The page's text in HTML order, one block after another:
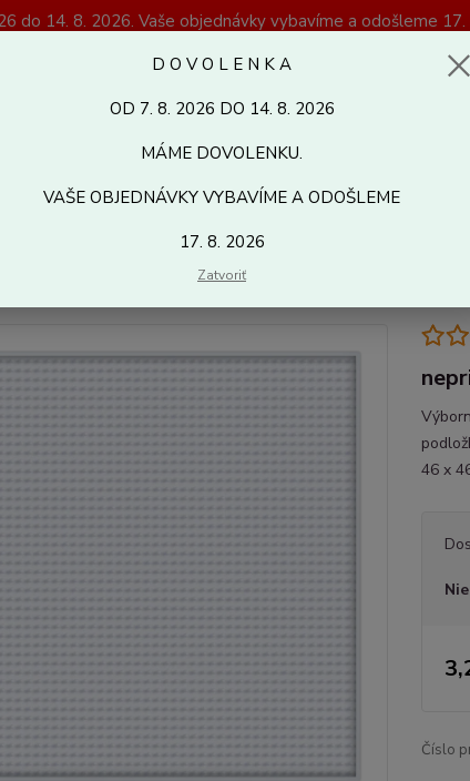
do 14. 8. 2026. Vaše objednávky vybavíme a odošleme 17.
Pixelhobby
flexi základná doska
46 x
Číslo
D O V O L E N K A
OD 7. 8. 2026 DO 14. 8. 2026
MÁME DOVOLENKU.
VAŠE OBJEDNÁVKY VYBAVÍME A ODOŠLEME
17. 8. 2026
Zatvoriť